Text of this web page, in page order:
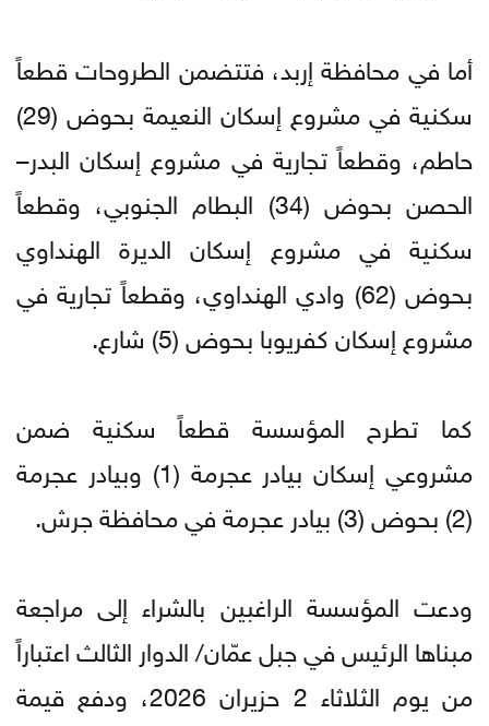
أما في محافظة إربد، فتتضمن الطروحات قطعاً
سكنية في مشروع إسكان النعيمة بحوض (29)
حاطم، وقطعاً تجارية في مشروع إسكان البدر–
الحصن بحوض (34) البطام الجنوبي، وقطعاً
سكنية في مشروع إسكان الديرة الهنداوي
بحوض (62) وادي الهنداوي، وقطعاً تجارية في
مشروع إسكان كفريوبا بحوض (5) شارع.
كما تطرح المؤسسة قطعاً سكنية ضمن
مشروعي إسكان بيادر عجرمة (1) وبيادر عجرمة
(2) بحوض (3) بيادر عجرمة في محافظة جرش.
ودعت المؤسسة الراغبين بالشراء إلى مراجعة
مبناها الرئيس في جبل عمّان/ الدوار الثالث اعتباراً
من يوم الثلاثاء 2 حزيران 2026، ودفع قيمة